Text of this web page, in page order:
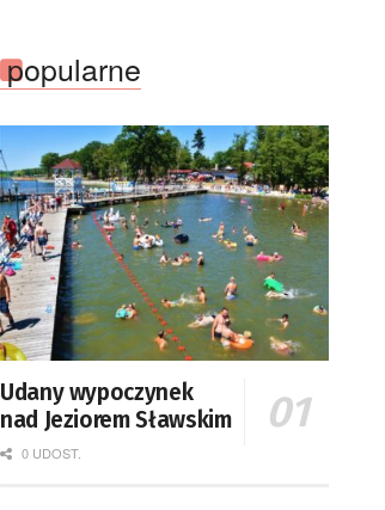
popularne
Udany wypoczynek
nad Jeziorem Sławskim
0 UDOST.